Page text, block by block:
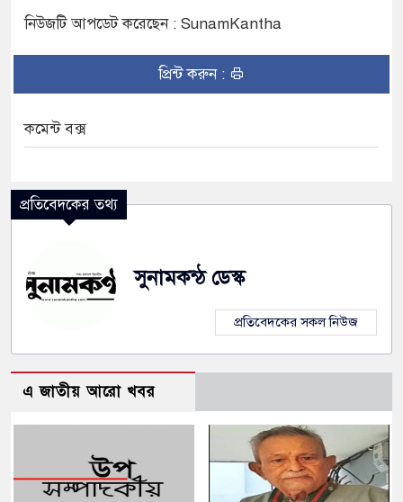
নিউজটি আপডেট করেছেন : SunamKantha
প্রিন্ট করুন :
কমেন্ট বক্স
প্রতিবেদকের তথ্য
সুনামকন্ঠ ডেস্ক
প্রতিবেদকের সকল নিউজ
এ জাতীয় আরো খবর